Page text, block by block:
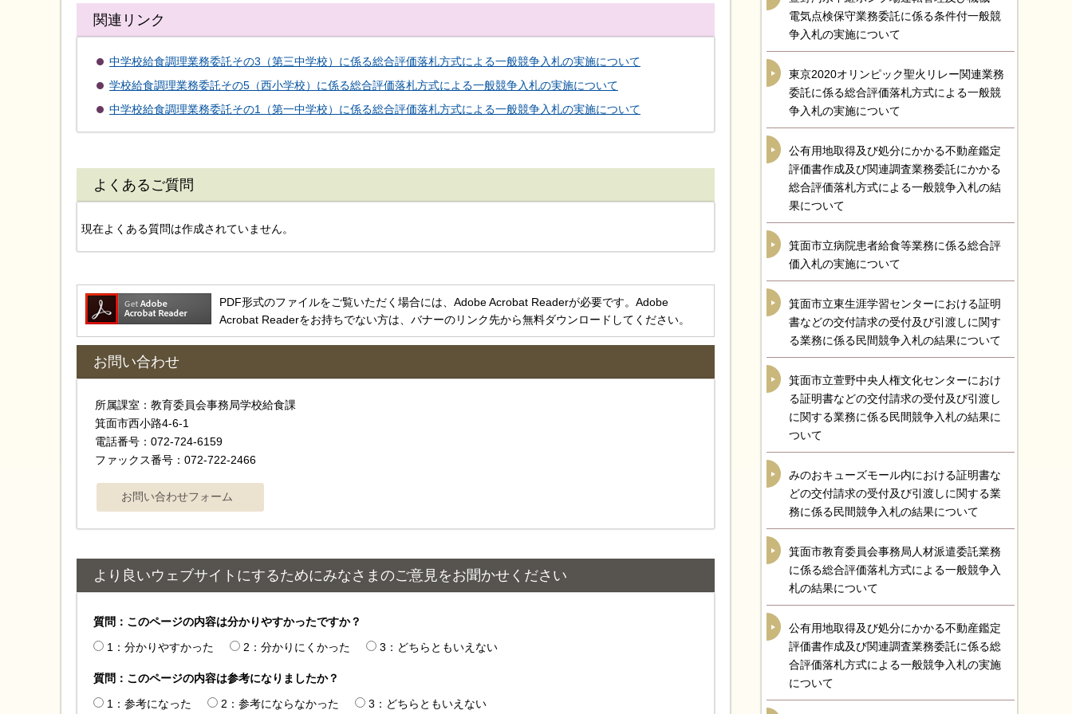
関連リンク
中学校給食調理業務委託その3（第三中学校）に係る総合評価落札方式による一般競争入札の実施について
学校給食調理業務委託その5（西小学校）に係る総合評価落札方式による一般競争入札の実施について
中学校給食調理業務委託その1（第一中学校）に係る総合評価落札方式による一般競争入札の実施について
よくあるご質問
現在よくある質問は作成されていません。
PDF形式のファイルをご覧いただく場合には、Adobe Acrobat Readerが必要です。Adobe
Acrobat Readerをお持ちでない方は、バナーのリンク先から無料ダウンロードしてください。
お問い合わせ
所属課室：教育委員会事務局学校給食課
箕面市西小路4-6-1
電話番号：072-724-6159
ファックス番号：072-722-2466
より良いウェブサイトにするためにみなさまのご意見をお聞かせください
質問：このページの内容は分かりやすかったですか？
1：分かりやすかった
2：分かりにくかった 3：どちらともいえない
質問：このページの内容は参考になりましたか？
1：参考になった
2：参考にならなかった 3：どちらともいえない
電気点検保守業務委託に係る条件付一般競
争入札の実施について
東京2020オリンピック聖火リレー関連業務
委託に係る総合評価落札方式による一般競
争入札の実施について
公有用地取得及び処分にかかる不動産鑑定
評価書作成及び関連調査業務委託にかかる
総合評価落札方式による一般競争入札の結
果について
箕面市立病院患者給食等業務に係る総合評
価入札の実施について
箕面市立東生涯学習センターにおける証明
書などの交付請求の受付及び引渡しに関す
る業務に係る民間競争入札の結果について
箕面市立萱野中央人権文化センターにおけ
る証明書などの交付請求の受付及び引渡し
に関する業務に係る民間競争入札の結果に
ついて
みのおキューズモール内における証明書な
どの交付請求の受付及び引渡しに関する業
務に係る民間競争入札の結果について
箕面市教育委員会事務局人材派遣委託業務
に係る総合評価落札方式による一般競争入
札の結果について
公有用地取得及び処分にかかる不動産鑑定
評価書作成及び関連調査業務委託に係る総
合評価落札方式による一般競争入札の実施
について